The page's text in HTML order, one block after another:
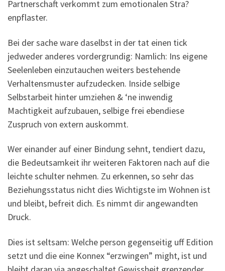
Partnerschaft verkommt zum emotionalen Stra?
enpflaster.
Bei der sache ware daselbst in der tat einen tick
jedweder anderes vordergrundig: Namlich: Ins eigene
Seelenleben einzutauchen weiters bestehende
Verhaltensmuster aufzudecken. Inside selbige
Selbstarbeit hinter umziehen & ‘ne inwendig
Machtigkeit aufzubauen, selbige frei ebendiese
Zuspruch von extern auskommt.
Wer einander auf einer Bindung sehnt, tendiert dazu,
die Bedeutsamkeit ihr weiteren Faktoren nach auf die
leichte schulter nehmen. Zu erkennen, so sehr das
Beziehungsstatus nicht dies Wichtigste im Wohnen ist
und bleibt, befreit dich. Es nimmt dir angewandten
Druck.
Dies ist seltsam: Welche person gegenseitig uff Edition
setzt und die eine Konnex “erzwingen” might, ist und